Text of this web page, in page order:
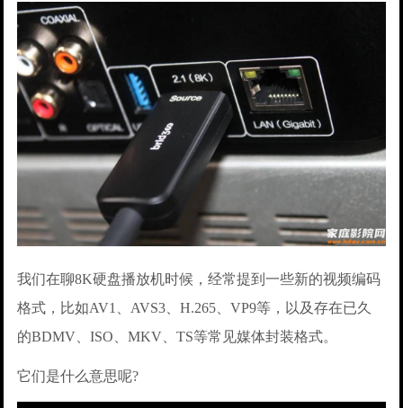
我们在聊8K硬盘播放机时候，经常提到一些新的视频编码
格式，比如AV1、AVS3、H.265、VP9等，以及存在已久
的BDMV、ISO、MKV、TS等常见媒体封装格式。
它们是什么意思呢?